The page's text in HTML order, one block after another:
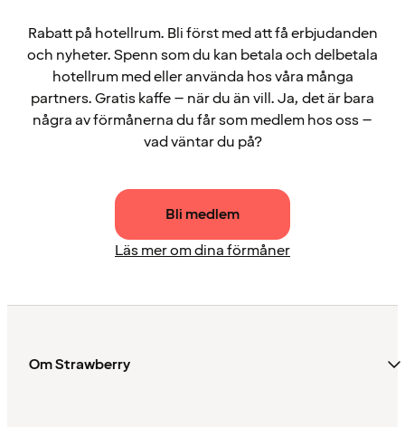
Rabatt på hotellrum. Bli först med att få erbjudanden
och nyheter. Spenn som du kan betala och delbetala
hotellrum med eller använda hos våra många
partners. Gratis kaffe – när du än vill. Ja, det är bara
några av förmånerna du får som medlem hos oss –
vad väntar du på?
Bli medlem
Läs mer om dina förmåner
Om Strawberry